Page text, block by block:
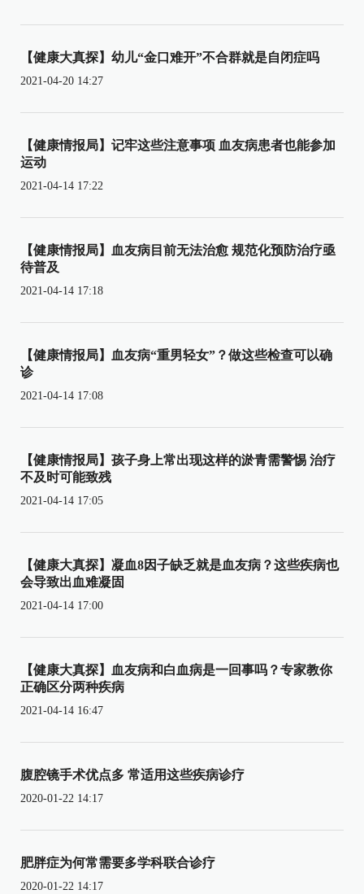
【健康大真探】幼儿“金口难开”不合群就是自闭症吗
2021-04-20 14:27
【健康情报局】记牢这些注意事项 血友病患者也能参加
运动
2021-04-14 17:22
【健康情报局】血友病目前无法治愈 规范化预防治疗亟
待普及
2021-04-14 17:18
【健康情报局】血友病“重男轻女”？做这些检查可以确
诊
2021-04-14 17:08
【健康情报局】孩子身上常出现这样的淤青需警惕 治疗
不及时可能致残
2021-04-14 17:05
【健康大真探】凝血8因子缺乏就是血友病？这些疾病也
会导致出血难凝固
2021-04-14 17:00
【健康大真探】血友病和白血病是一回事吗？专家教你
正确区分两种疾病
2021-04-14 16:47
腹腔镜手术优点多 常适用这些疾病诊疗
2020-01-22 14:17
肥胖症为何常需要多学科联合诊疗
2020-01-22 14:17